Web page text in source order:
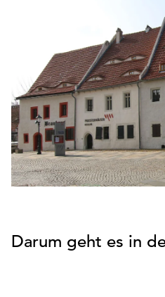
notwendig
sind
(funktionale
Cookies),
sowie
solche,
die
lediglich
Statistikzwecken
Darum geht es in